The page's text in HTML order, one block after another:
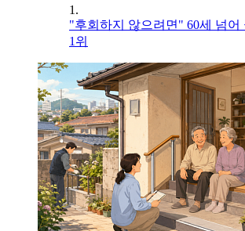
1.
"후회하지 않으려면" 60세 넘어
1위